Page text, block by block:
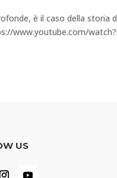
è il caso della storia
www.youtube.com/
US